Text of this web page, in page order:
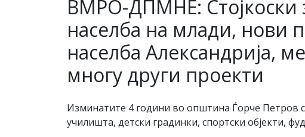
ВМРО-ДПМНЕ: Стојкоски
населба на млади, нови
населба Александрија,
многу други проекти
Изминатите 4 години во општина Ѓорче Петров
училишта, детски градинки, спортски објекти,